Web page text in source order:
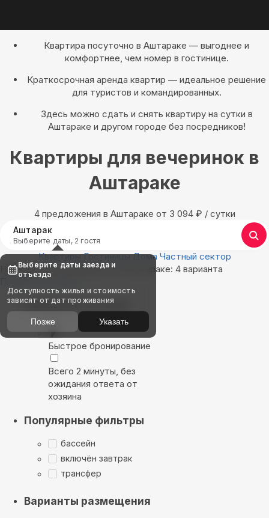
Квартира посуточно в Аштараке — выгоднее и
комфортнее, чем номер в гостинице.
Краткосрочная аренда квартир — идеальное решение
для туристов и командированных.
Здесь можно сдать и снять квартиру на сутки в
Аштараке и другом городе без посредников!
Квартиры для вечеринок в
Аштараке
4 предложения в Аштараке oт 3 094 ₽ / сутки
Аштарак
Выберите даты, 2 гостя
Квартиры Гостиницы Дома Частный сектор
Найдём, где остановиться в Аштараке: 4 варианта
Показать на карте
Выбирайте лучшее
Быстрое бронирование
Всего 2 минуты, без
ожидания ответа от
хозяина
Популярные фильтры
бассейн
включён завтрак
трансфер
Варианты размещения
Выберите даты заезда и
отъезда
Доступность жилья и стоимость
зависят от дат проживания
Позже Указать